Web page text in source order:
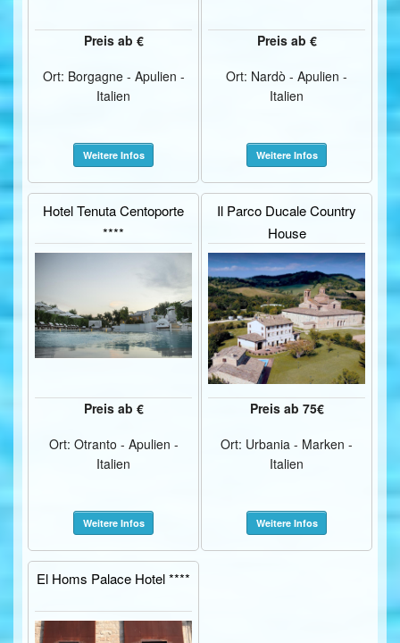
Preis ab €
Ort: Borgagne - Apulien -
Italien
Weitere Infos
Preis ab €
Ort: Nardò - Apulien -
Italien
Weitere Infos
Hotel Tenuta Centoporte
****
Preis ab €
Ort: Otranto - Apulien -
Italien
Weitere Infos
Il Parco Ducale Country
House
Preis ab 75€
Ort: Urbania - Marken -
Italien
Weitere Infos
El Homs Palace Hotel ****